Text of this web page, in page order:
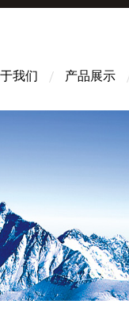
我们 产品展示